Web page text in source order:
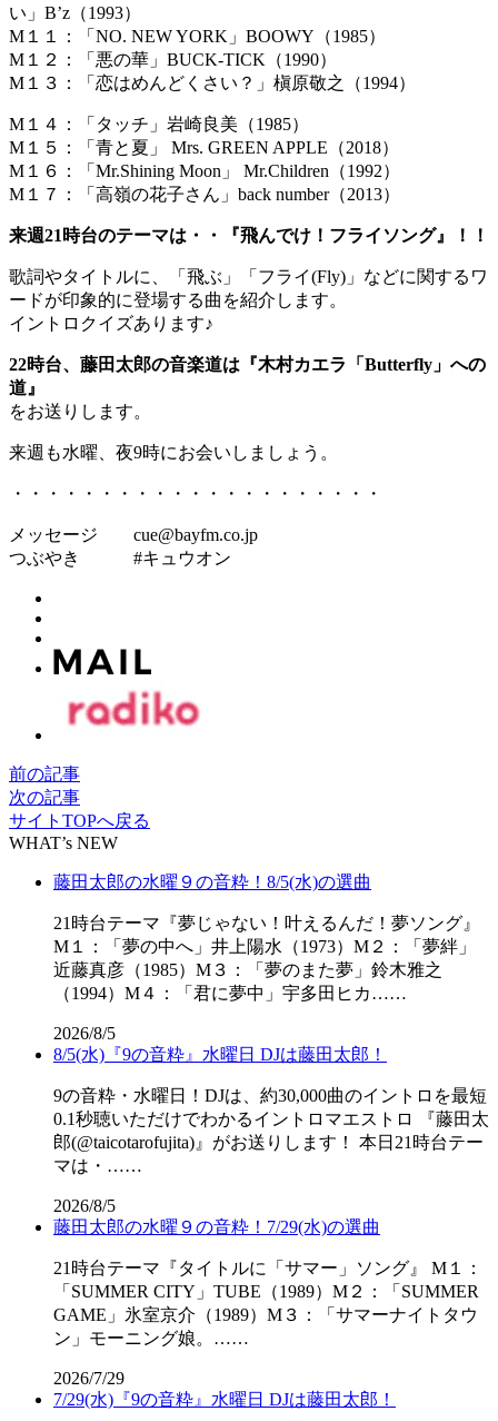
い」B’z（1993）
M１１：「NO. NEW YORK」BOOWY（1985）
M１２：「悪の華」BUCK-TICK（1990）
M１３：「恋はめんどくさい？」槇原敬之（1994）
M１４：「タッチ」岩崎良美（1985）
M１５：「青と夏」 Mrs. GREEN APPLE（2018）
M１６：「Mr.Shining Moon」 Mr.Children（1992）
M１７：「高嶺の花子さん」back number（2013）
来週21時台のテーマは・・『飛んでけ！フライソング』！！
歌詞やタイトルに、「飛ぶ」「フライ(Fly)」などに関するワ
ードが印象的に登場する曲を紹介します。
イントロクイズあります♪
22時台、藤田太郎の音楽道は『木村カエラ「Butterfly」への
道』
をお送りします。
来週も水曜、夜9時にお会いしましょう。
・・・・・・・・・・・・・・・・・・・・・
メッセージ cue@bayfm.co.jp
つぶやき #キュウオン
前の記事
次の記事
サイトTOPへ戻る
WHAT’s NEW
藤田太郎の水曜９の音粋！8/5(水)の選曲
21時台テーマ『夢じゃない！叶えるんだ！夢ソング』
M１：「夢の中へ」井上陽水（1973）M２：「夢絆」
近藤真彦（1985）M３：「夢のまた夢」鈴木雅之
（1994）M４：「君に夢中」宇多田ヒカ……
2026/8/5
8/5(水)『9の音粋』水曜日 DJは藤田太郎！
9の音粋・水曜日！DJは、約30,000曲のイントロを最短
0.1秒聴いただけでわかるイントロマエストロ 『藤田太
郎(@taicotarofujita)』がお送りします！ 本日21時台テー
マは・……
2026/8/5
藤田太郎の水曜９の音粋！7/29(水)の選曲
21時台テーマ『タイトルに「サマー」ソング』 M１：
「SUMMER CITY」TUBE（1989）M２：「SUMMER
GAME」氷室京介（1989）M３：「サマーナイトタウ
ン」モーニング娘。……
2026/7/29
7/29(水)『9の音粋』水曜日 DJは藤田太郎！